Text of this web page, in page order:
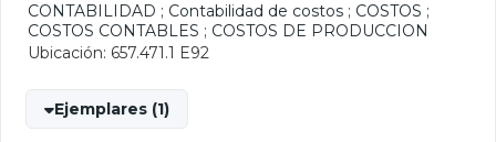
CONTABILIDAD ; Contabilidad de costos ; COSTOS ;
COSTOS CONTABLES ; COSTOS DE PRODUCCION
Ubicación: 657.471.1 E92
Ejemplares (1)